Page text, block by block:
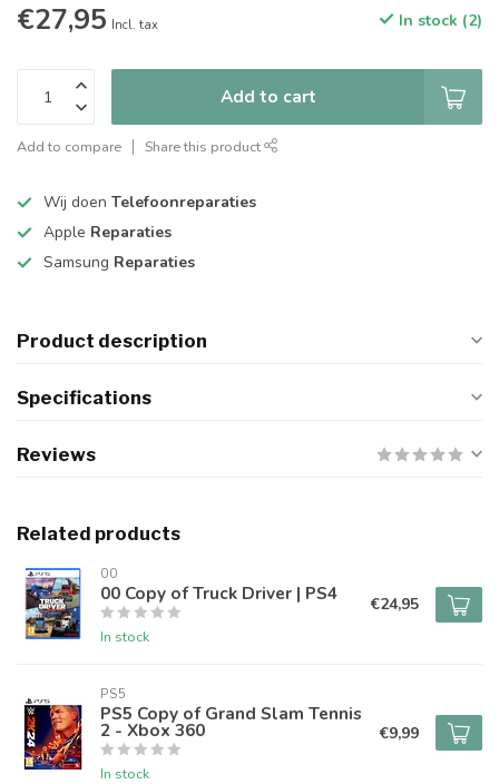
€27,95 Incl. tax In stock (2)
Add to cart
Add to compare Share this product
Wij doen Telefoonreparaties
Apple Reparaties
Samsung Reparaties
Product description
Specifications
Reviews
Related products
00
00 Copy of Truck Driver | PS4
In stock
€24,95
PS5
PS5 Copy of Grand Slam Tennis
2 - Xbox 360
In stock
€9,99